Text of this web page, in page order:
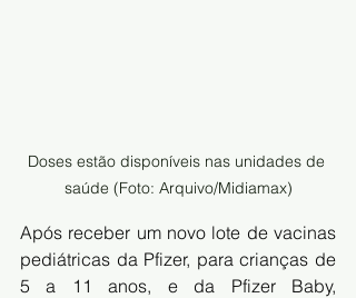
Doses estão disponíveis nas unidades de
saúde (Foto: Arquivo/Midiamax)
Após receber um novo lote de vacinas
pediátricas da Pfizer, para crianças de
5 a 11 anos, e da Pfizer Baby,